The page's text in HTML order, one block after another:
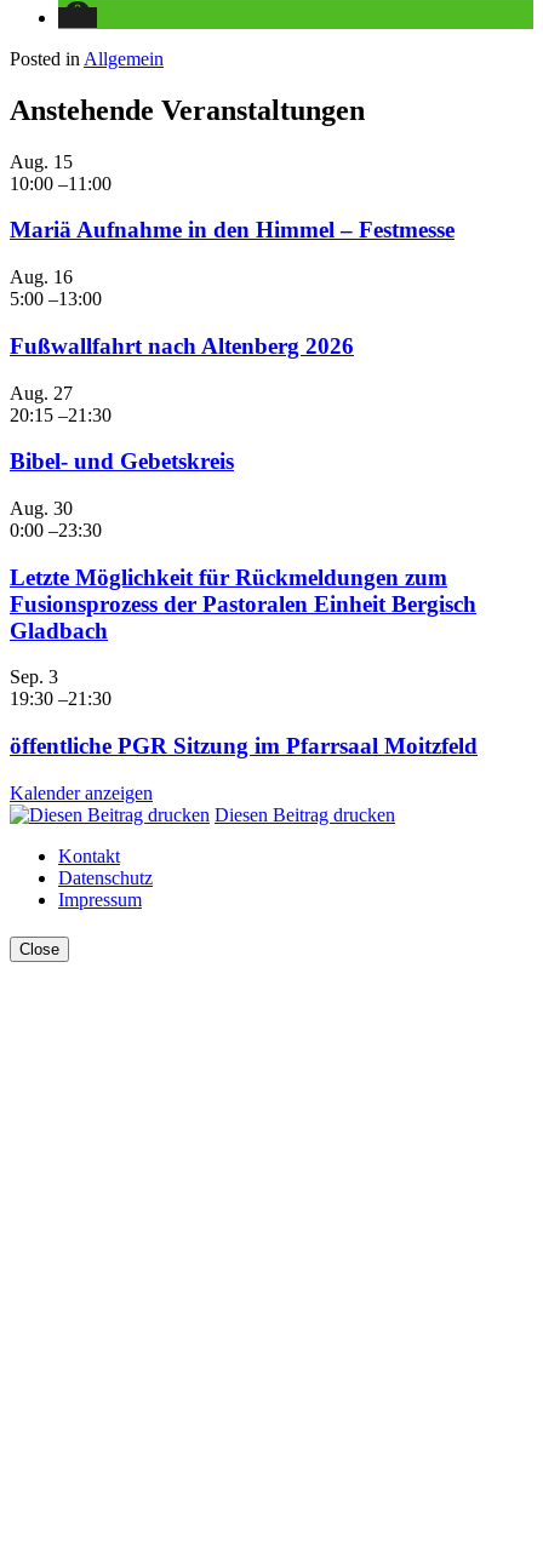
Posted in Allgemein
Anstehende Veranstaltungen
Aug. 15
10:00 –11:00
Mariä Aufnahme in den Himmel – Festmesse
Aug. 16
5:00 –13:00
Fußwallfahrt nach Altenberg 2026
Aug. 27
20:15 –21:30
Bibel- und Gebetskreis
Aug. 30
0:00 –23:30
Letzte Möglichkeit für Rückmeldungen zum
Fusionsprozess der Pastoralen Einheit Bergisch
Gladbach
Sep. 3
19:30 –21:30
öffentliche PGR Sitzung im Pfarrsaal Moitzfeld
Kalender anzeigen
Diesen Beitrag drucken
Kontakt
Datenschutz
Impressum
Close